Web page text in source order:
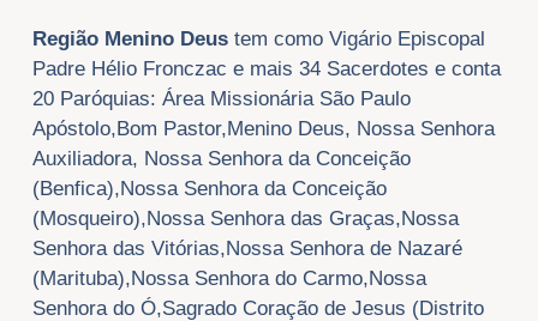
Região Menino Deustem como Vigário Episcopal
Padre Hélio Fronczac e mais 34 Sacerdotes e conta
20 Paróquias: Área Missionária São Paulo
Apóstolo,Bom Pastor,Menino Deus, Nossa Senhora
Auxiliadora, Nossa Senhora da Conceição
(Benfica),Nossa Senhora da Conceição
(Mosqueiro),Nossa Senhora das Graças,Nossa
Senhora das Vitórias,Nossa Senhora de Nazaré
(Marituba),Nossa Senhora do Carmo,Nossa
Senhora do Ó,Sagrado Coração de Jesus (Distrito